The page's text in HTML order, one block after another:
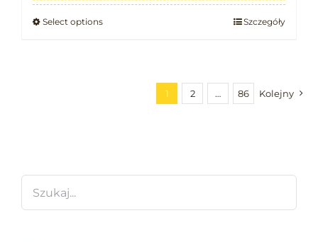
Select options Szczegóły
1 2 … 86 Kolejny